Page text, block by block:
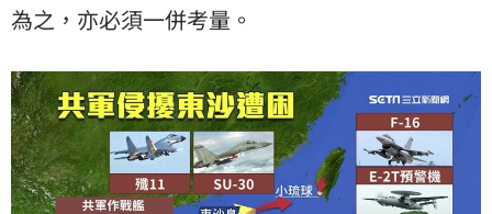
為之，亦必須一併考量。